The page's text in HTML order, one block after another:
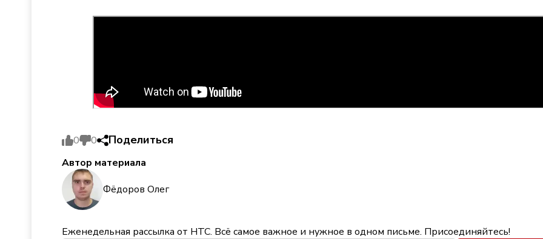
0 0 Поделиться
Автор материала
Фёдоров Олег
Еженедельная рассылка от НТС. Всё самое важное и нужное в одном письме. Присоединяйтесь!